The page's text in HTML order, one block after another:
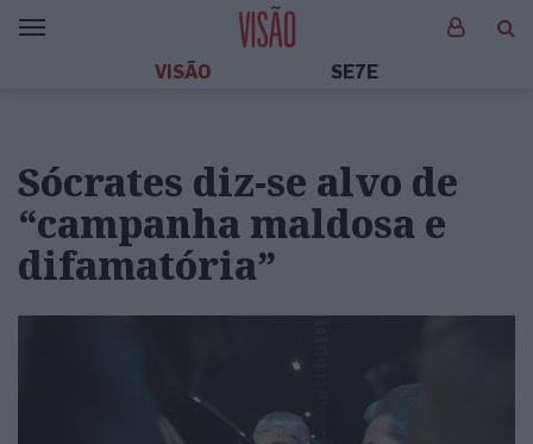
VISÃO SE7E
Sócrates diz-se alvo de
“campanha maldosa e
difamatória”